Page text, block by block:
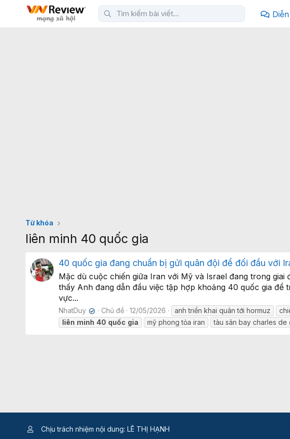
Từ khóa
liên minh 40 quốc gia
40 quốc gia đang chuẩn bị gửi quân đội để đối đầu với
Mặc dù cuộc chiến giữa Iran với Mỹ và Israel đang trong
thấy Anh đang dẫn đầu việc tập hợp khoảng 40 quốc gia
vực...
NhatDuy ✔ Chủ đề 12/05/2026 anh triển khai quân tới hormuz
liên minh 40 quốc gia mỹ phong tỏa iran tàu sân bay charles de
Chịu trách nhiệm nội dung: LÊ THỊ HẠNH